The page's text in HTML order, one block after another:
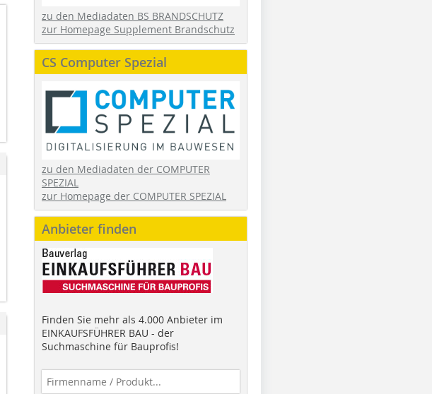
zu den Mediadaten BS BRANDSCHUTZ
zur Homepage Supplement Brandschutz
CS Computer Spezial
zu den Mediadaten der COMPUTER
SPEZIAL
zur Homepage der COMPUTER SPEZIAL
Anbieter finden
Finden Sie mehr als 4.000 Anbieter im
EINKAUFSFÜHRER BAU - der
Suchmaschine für Bauprofis!